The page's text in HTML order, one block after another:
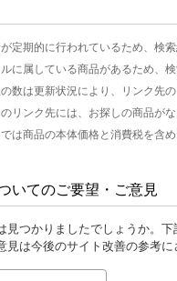
定期的に行われているため、検
に属している商品があるため、
数は更新状況により、リンク先
リンク先には、お探しの商品が
は商品の本体価格と消費税を含
いてのご要望・ご意見
見つかりましたでしょうか。
見は今後のサイト改善の参考に